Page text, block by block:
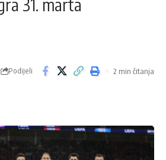
31. marta
Podijeli 2 min čitanja